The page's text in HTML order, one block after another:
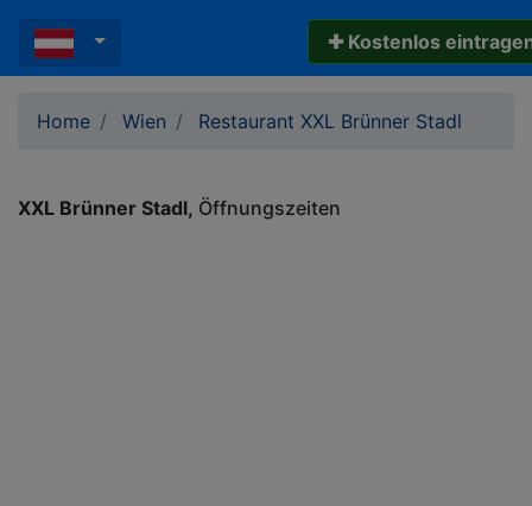
✚ Kostenlos
Home Wien Restaurant XXL Brünner Stadl
XXL Brünner Stadl Öffnungszeiten